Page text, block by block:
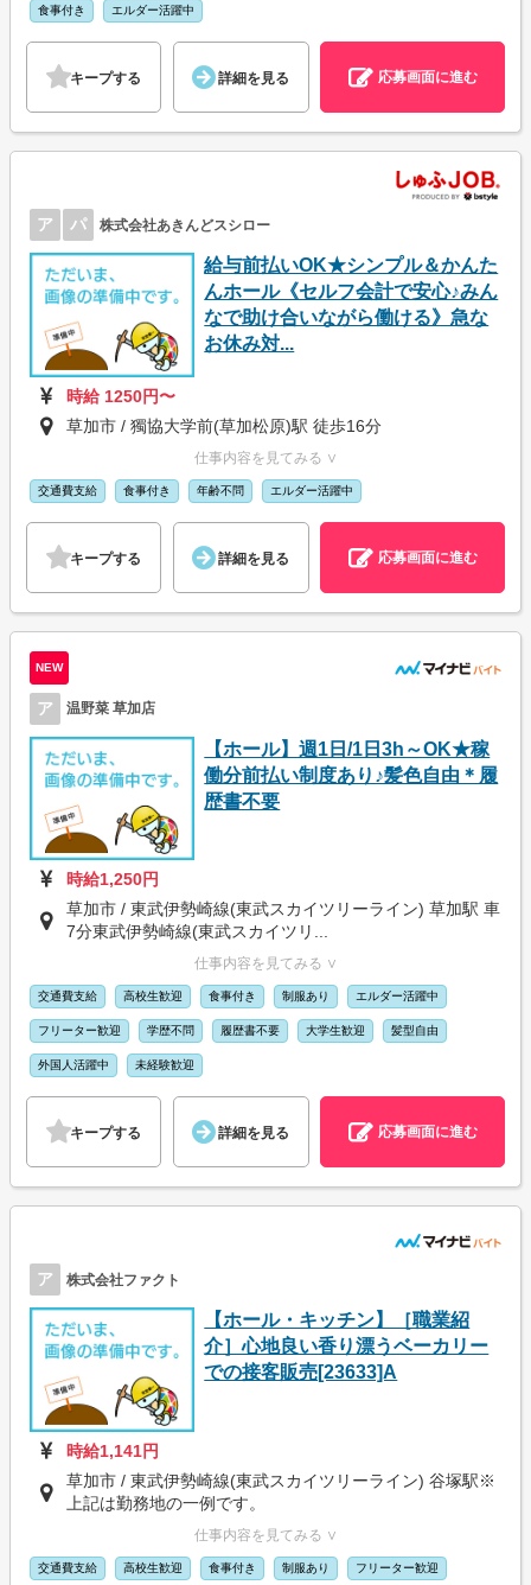
食事付き エルダー活躍中
キープする 詳細を見る 応募画面に進む
ア パ 株式会社あきんどスシロー
給与前払いOK★シンプル＆かんた
んホール《セルフ会計で安心♪みん
なで助け合いながら働ける》急な
お休み対...
時給 1250円〜
草加市 / 獨協大学前(草加松原)駅 徒歩16分
仕事内容を見てみる ∨
交通費支給 食事付き 年齢不問 エルダー活躍中
キープする 詳細を見る 応募画面に進む
NEW
ア 温野菜 草加店
【ホール】週1日/1日3h～OK★稼
働分前払い制度あり♪髪色自由＊履
歴書不要
時給1,250円
草加市 / 東武伊勢崎線(東武スカイツリーライン) 草加駅 車
7分東武伊勢崎線(東武スカイツリ...
仕事内容を見てみる ∨
交通費支給 高校生歓迎 食事付き 制服あり エルダー活躍中
フリーター歓迎 学歴不問 履歴書不要 大学生歓迎 髪型自由
外国人活躍中 未経験歓迎
キープする 詳細を見る 応募画面に進む
ア 株式会社ファクト
【ホール・キッチン】［職業紹
介］心地良い香り漂うベーカリー
での接客販売[23633]A
時給1,141円
草加市 / 東武伊勢崎線(東武スカイツリーライン) 谷塚駅※
上記は勤務地の一例です。
仕事内容を見てみる ∨
交通費支給 高校生歓迎 食事付き 制服あり フリーター歓迎